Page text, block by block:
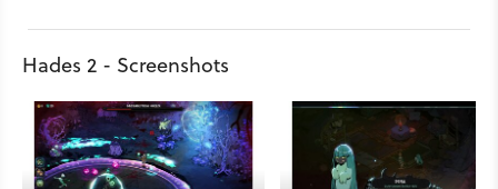
Hades 2 - Screenshots